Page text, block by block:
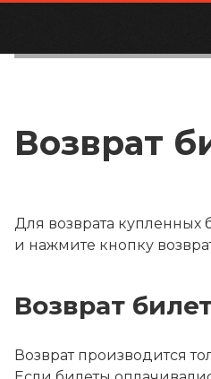
Возврат
Для возврата купленных
и нажмите кнопку
Возврат
Возврат производится